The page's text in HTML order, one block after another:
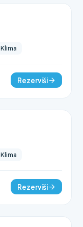
Klima
Rezerviši
Klima
Rezerviši